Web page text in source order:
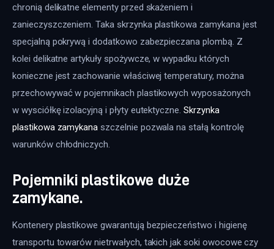
chronią delikatne elementy przed skażeniem i
zanieczyszczeniem. Taka skrzynka plastikowa zamykana jest
specjalną pokrywą i dodatkowo zabezpieczana plombą. Z
kolei delikatne artykuły spożywcze, w wypadku których
konieczne jest zachowanie właściwej temperatury, można
przechowywać w pojemnikach plastikowych wyposażonych
w wysciółkę izolacyjną i płyty eutektyczne. Skrzynka
plastikowa zamykana szczelnie pozwala na stałą kontrolę
warunków chłodniczych.
Pojemniki plastikowe duże
zamykane.
Kontenery plastikowe gwarantują bezpieczeństwo i higienę
transportu towarów nietrwałych, takich jak soki owocowe czy